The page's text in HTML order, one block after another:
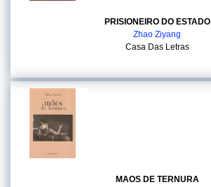
PRISIONEIRO DO ESTADO
Zhao Ziyang
Casa Das Letras
MAOS DE TERNURA